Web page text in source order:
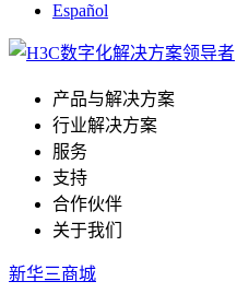
Español
产品与解决方案
行业解决方案
服务
支持
合作伙伴
关于我们
新华三商城